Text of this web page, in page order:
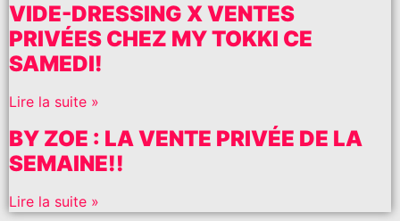
VIDE-DRESSING X VENTES
PRIVÉES CHEZ MY TOKKI CE
SAMEDI!
Lire la suite »
BY ZOE : LA VENTE PRIVÉE DE LA
SEMAINE!!
Lire la suite »